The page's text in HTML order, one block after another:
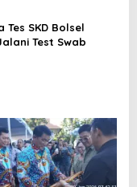
Tes SKD Bolsel
Test Swab